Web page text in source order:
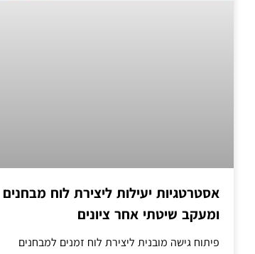
אסטרטגיות יעילות ליצירת לוח מבחנים
ומעקב שיטתי אחר ציונים
פיתוח גישה מובנית ליצירת לוח זמנים למבחנים